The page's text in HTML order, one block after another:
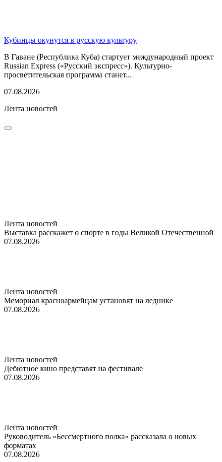
Кубинцы окунутся в русскую культуру
В Гаване (Республика Куба) стартует международный проект
Russian Express («Русский экспресс»). Культурно-
просветительская программа станет...
07.08.2026
Лента новостей
Лента новостей
Выставка расскажет о спорте в годы Великой Отечественной
07.08.2026
Лента новостей
Мемориал красноармейцам установят на леднике
07.08.2026
Лента новостей
Дебютное кино представят на фестивале
07.08.2026
Лента новостей
Руководитель «Бессмертного полка» рассказала о новых
форматах
07.08.2026